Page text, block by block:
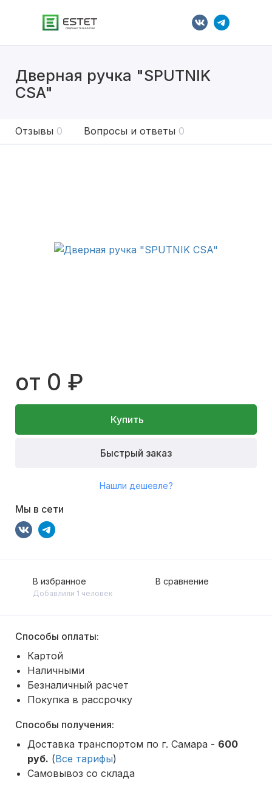
Дверная ручка "SPUTNIK
CSA"
Отзывы 0 Вопросы и ответы 0
от 0 ₽
Купить
Быстрый заказ
Нашли дешевле?
Мы в сети
В избранное
Добавлили 1 человек
В сравнение
Способы оплаты:
Картой
Наличными
Безналичный расчет
Покупка в рассрочку
Способы получения:
Доставка транспортом по г. Самара - 600
руб. (Все тарифы)
Самовывоз со склада